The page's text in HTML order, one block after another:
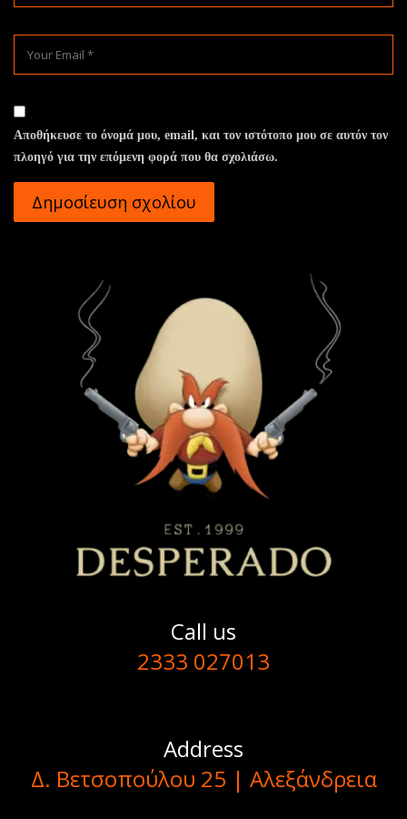
Αποθήκευσε το όνομά μου, email, και τον ιστότοπο μου σε αυτόν τον
πλοηγό για την επόμενη φορά που θα σχολιάσω.
Call us
2333 027013
Address
Δ. Βετσοπούλου 25 | Αλεξάνδρεια